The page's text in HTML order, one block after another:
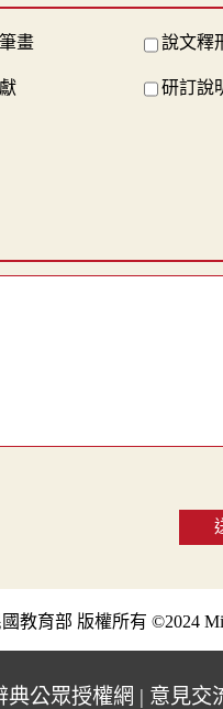
畫 說文釋
研訂說
教育部 版權所有 ©2024
典公眾授權網 | 意見交